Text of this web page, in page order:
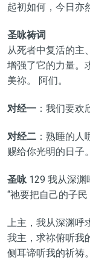
起初如何，今日亦
圣咏祷词
从死者中复活的主
增强了它的力量。
美祢。 阿们。
对经一：我们要欢
对经二：熟睡的人
赐给你光明的日子。
圣咏 129 我从深渊
“祂要把自己的子
上主，我从深渊呼
我主，求祢俯听我
侧耳谛听我的祈祷。